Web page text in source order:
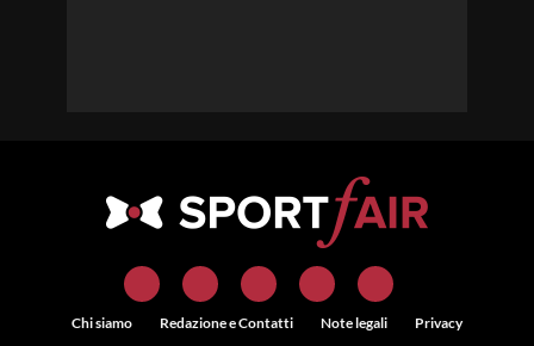
Chi siamo Redazione e Contatti Note legali Privacy